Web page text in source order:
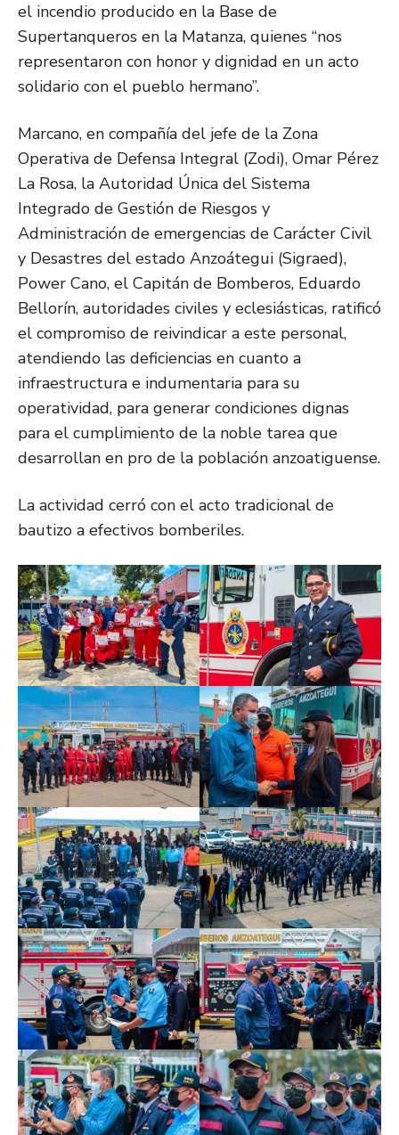
el incendio producido en la Base de
Supertanqueros en la Matanza, quienes “nos
representaron con honor y dignidad en un acto
solidario con el pueblo hermano”.
Marcano, en compañía del jefe de la Zona
Operativa de Defensa Integral (Zodi), Omar Pérez
La Rosa, la Autoridad Única del Sistema
Integrado de Gestión de Riesgos y
Administración de emergencias de Carácter Civil
y Desastres del estado Anzoátegui (Sigraed),
Power Cano, el Capitán de Bomberos, Eduardo
Bellorín, autoridades civiles y eclesiásticas, ratificó
el compromiso de reivindicar a este personal,
atendiendo las deficiencias en cuanto a
infraestructura e indumentaria para su
operatividad, para generar condiciones dignas
para el cumplimiento de la noble tarea que
desarrollan en pro de la población anzoatiguense.
La actividad cerró con el acto tradicional de
bautizo a efectivos bomberiles.